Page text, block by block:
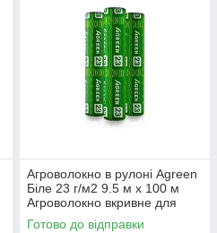
Агроволокно в рулоні Agreen
Біле 23 г/м2 9.5 м х 100 м
Агроволокно вкривне для
доріжок
Готово до відправки